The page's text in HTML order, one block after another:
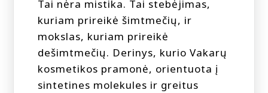
Tai nėra mistika. Tai stebėjimas,
kuriam prireikė šimtmečių, ir
mokslas, kuriam prireikė
dešimtmečių. Derinys, kurio Vakarų
kosmetikos pramonė, orientuota į
sintetines molekules ir greitus